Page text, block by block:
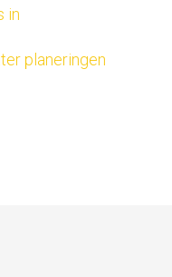
in
planeringen